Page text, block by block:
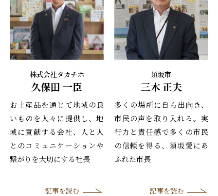
株式会社タカチホ
久保田 一臣
お土産品を通じて地域の良
いものを人々に提供し、地
域に貢献する会社、人と人
とのコミュニケーションや
繋がりを大切にする社長
記事を読む
須坂市
三木 正夫
多くの場所に自ら出向き、
市民の声を取り入れる。実
行力と責任感で多くの市民
の信頼を得る、須坂愛にあ
ふれた市長
記事を読む